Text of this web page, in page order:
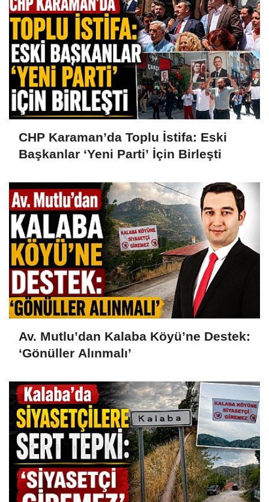
CHP Karaman’da Toplu İstifa: Eski
Başkanlar ‘Yeni Parti’ İçin Birleşti
Av. Mutlu’dan Kalaba Köyü’ne Destek:
‘Gönüller Alınmalı’